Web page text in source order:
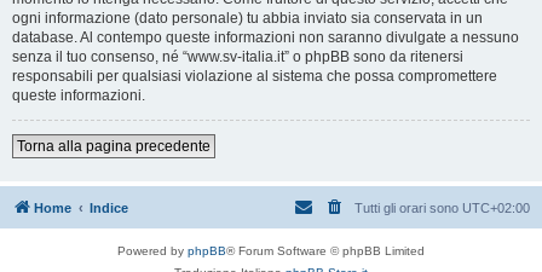
ogni informazione (dato personale) tu abbia inviato sia conservata in un
database. Al contempo queste informazioni non saranno divulgate a nessuno
senza il tuo consenso, né “www.sv-italia.it” o phpBB sono da ritenersi
responsabili per qualsiasi violazione al sistema che possa compromettere
queste informazioni.
Torna alla pagina precedente
Home Indice Tutti gli orari sono UTC+02:00
Powered by phpBB® Forum Software © phpBB Limited